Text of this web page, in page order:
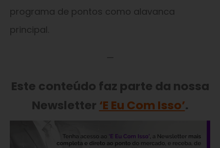
programa de pontos como alavanca
principal.
—
Este conteúdo faz parte da nossa
Newsletter ‘E Eu Com Isso’.